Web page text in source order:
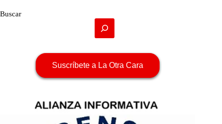
Buscar
Suscríbete a La Otra Cara